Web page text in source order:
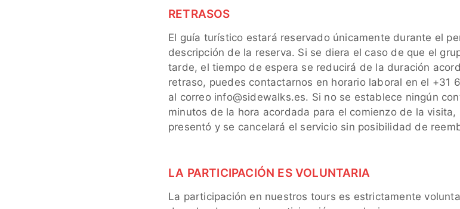
RETRASOS
El guía turístico estará reservado únicamente durante el
descripción de la reserva. Si se diera el caso de que el
tarde, el tiempo de espera se reducirá de la duración
retraso, puedes contactarnos en horario laboral en el +31
al correo info@sidewalks.es. Si no se establece ningún
minutos de la hora acordada para el comienzo de la
presentó y se cancelará el servicio sin posibilidad de
LA PARTICIPACIÓN ES VOLUNTARIA
La participación en nuestros tours es estrictamente